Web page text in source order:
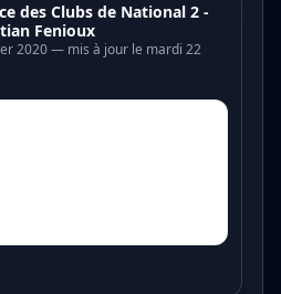
des Clubs de National 2 -
Fenioux
2020 — mis à jour le mardi 22